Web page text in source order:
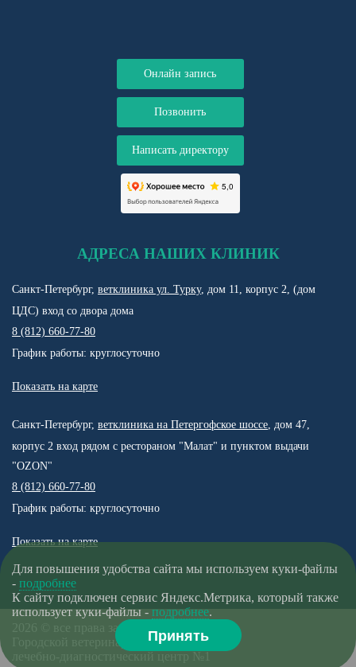
Онлайн запись
Позвонить
Написать директору
АДРЕСА НАШИХ КЛИНИК
Санкт-Петербург, ветклиника ул. Турку, дом 11, корпус 2, (дом
ЦДС) вход со двора дома
8 (812) 660-77-80
График работы: круглосуточно
Показать на карте
Санкт-Петербург, ветклиника на Петергофское шоссе, дом 47,
корпус 2 вход рядом с рестораном "Малат" и пунктом выдачи
"OZON"
8 (812) 660-77-80
График работы: круглосуточно
Показать на карте
2026 © все права защищены.
Городской ветеринарный
Для повышения удобства сайта мы используем куки-файлы
- подробнее
К сайту подключен сервис Яндекс.Метрика, который также
использует куки-файлы -подробнее.
Принять